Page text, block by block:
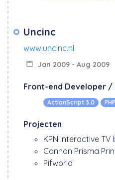
Uncinc
www.uncinc.nl
Jan 2009 - Aug 2009
Front-end Developer /
ActionScript 3.0 PHP
Projecten
KPN Interactive TV
Cannon Prisma
Pifworld